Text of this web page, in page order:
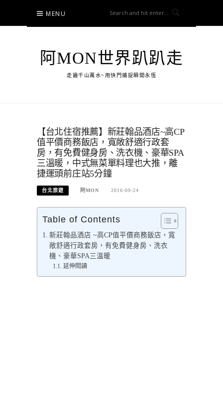
content
MENU
阿MON世界趴趴走
走遍千山萬水~用快門捕捉瞬間永恆
【台北住宿推薦】新莊翰品酒店~高CP
值平價商務飯店，寬敞舒適行政套
房，有免費健身房、洗衣機、豪華SPA
三溫暖，中式無菜單料理也大推，離
捷運頭前庄站5分鐘
台北旅遊 阿MON 2016-09-24
Table of Contents
新莊翰品酒店 ~高CP值平價商務飯店，寬
敞舒適行政套房，有免費健身房、洗衣
機、豪華SPA三溫暖
延伸閱讀